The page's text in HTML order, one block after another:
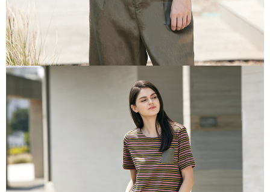
二、支払い限度額
1.初回 AFTEEを ご利用の際に、認証結果及び当社の審査の結果に基づ
き、限度額が設定されます。
2.決済金額は最低NT$20です。
3.現在、台湾の会員のみご利用いただけます。
三、利用規約「AFTEE代金後払い」（以下当サービスという）はネットプ
ロテクションズ（以下 AFTEE という）が提供し、AFTEEが代金を徴収し
ます。当サービスご利用の際に提供しなければならない個人情報（注文者
の氏名、電話番号、受取人の氏名、電話番号、受取人住所を含むがこれに
限らない）は、AFTEEに渡され当サービスで必要な範囲内で利用されま
す。AFTEEの個人情報の収集、処理、利用について、詳細はAFTEE公式ホ
ームページの『個人情報の収集、処理及び利用に関する声明』をご参照く
ださい（
https://aftee.tw/privacypolicy/）。
AFTEEの初回ご利用の際に、審査を通過すれば、最高額がNT$10,000にな
ります。支払い期限を過ぎた場合、その金額に基づいて年利20%の遅延滞
新竹物流宅配
配送毎にNT$100、NT$2,000以上で送料無料
付款後門市自取
送料無料
貨到付款
配送毎にNT$100、NT$2,000以上で送料無料